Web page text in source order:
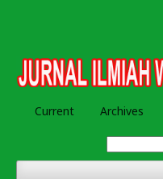
Current Archives